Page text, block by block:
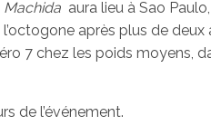
Machida aura lieu à Sao
après plus de deux
7 chez les poids moyens,
de l’événement.